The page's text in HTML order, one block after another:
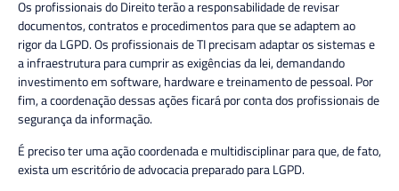
Os profissionais do Direito terão a responsabilidade de revisar
documentos, contratos e procedimentos para que se adaptem ao
rigor da LGPD. Os profissionais de TI precisam adaptar os sistemas e
a infraestrutura para cumprir as exigências da lei, demandando
investimento em software, hardware e treinamento de pessoal. Por
fim, a coordenação dessas ações ficará por conta dos profissionais de
segurança da informação.
É preciso ter uma ação coordenada e multidisciplinar para que, de fato,
exista um escritório de advocacia preparado para LGPD.